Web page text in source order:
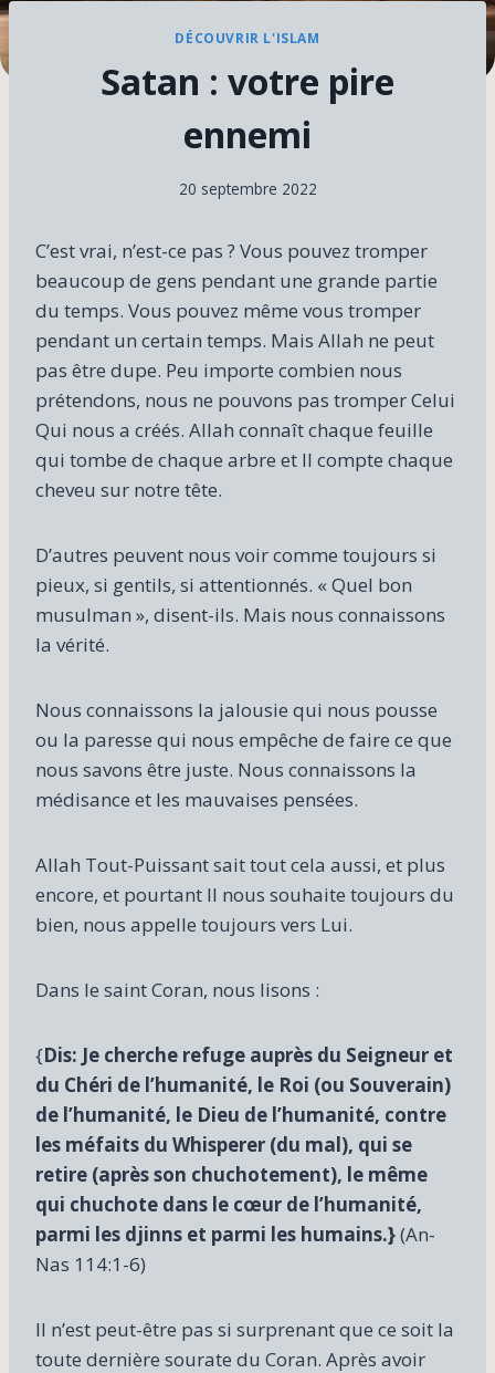
DÉCOUVRIR L'ISLAM
Satan : votre pire
ennemi
20 septembre 2022
C’est vrai, n’est-ce pas ? Vous pouvez tromper
beaucoup de gens pendant une grande partie
du temps. Vous pouvez même vous tromper
pendant un certain temps. Mais Allah ne peut
pas être dupe. Peu importe combien nous
prétendons, nous ne pouvons pas tromper Celui
Qui nous a créés. Allah connaît chaque feuille
qui tombe de chaque arbre et Il compte chaque
cheveu sur notre tête.
D’autres peuvent nous voir comme toujours si
pieux, si gentils, si attentionnés. « Quel bon
musulman », disent-ils. Mais nous connaissons
la vérité.
Nous connaissons la jalousie qui nous pousse
ou la paresse qui nous empêche de faire ce que
nous savons être juste. Nous connaissons la
médisance et les mauvaises pensées.
Allah Tout-Puissant sait tout cela aussi, et plus
encore, et pourtant Il nous souhaite toujours du
bien, nous appelle toujours vers Lui.
Dans le saint Coran, nous lisons :
{Dis: Je cherche refuge auprès du Seigneur et
du Chéri de l’humanité, le Roi (ou Souverain)
de l’humanité, le Dieu de l’humanité, contre
les méfaits du Whisperer (du mal), qui se
retire (après son chuchotement), le même
qui chuchote dans le cœur de l’humanité,
parmi les djinns et parmi les humains.}(An-
Nas 114:1-6)
Il n’est peut-être pas si surprenant que ce soit la
toute dernière sourate du Coran. Après avoir